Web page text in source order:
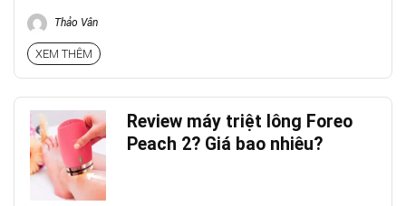
Thảo Vân
XEM THÊM
Review máy triệt lông Foreo
Peach 2? Giá bao nhiêu?